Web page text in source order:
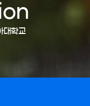
대학교